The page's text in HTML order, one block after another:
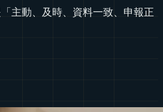
主動、及時、資料一致、申報正